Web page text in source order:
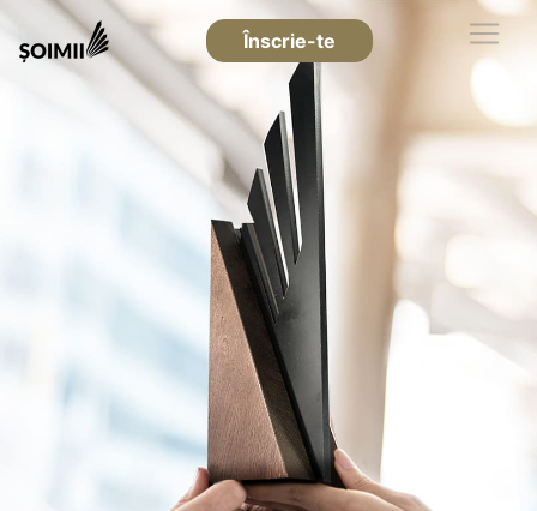
Înscrie-te